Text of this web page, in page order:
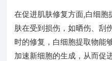
在促进肌肤修复方面,白细
肤在受到损伤，如晒伤、刮
时的修复，白细胞提取物能
加速新细胞的生成，从而促